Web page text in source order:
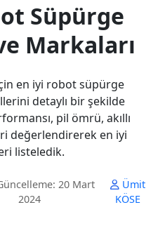
Süpürge
Markaları
en iyi robot süpürge
detaylı bir şekilde
pil ömrü, akıllı
değerlendirerek en iyi
listeledik.
20 Mart
2024
Ümit
KÖSE